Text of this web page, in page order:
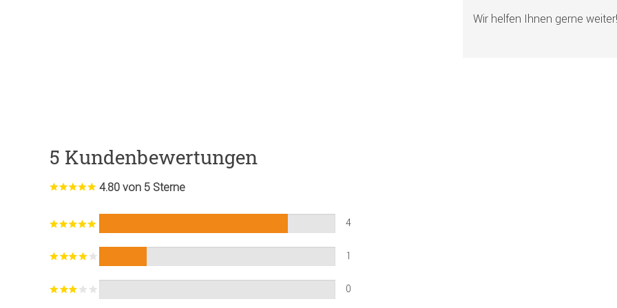
Wir helfen Ihnen gerne weiter!
5 Kundenbewertungen
4.80 von 5 Sterne
4
1
0